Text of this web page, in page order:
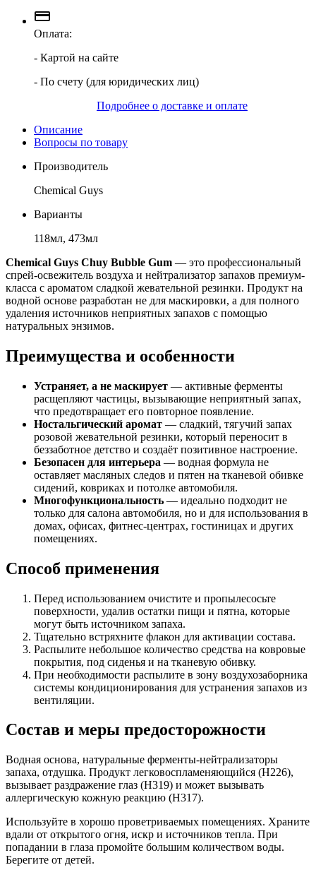
Оплата:
- Картой на сайте
- По счету (для юридических лиц)
Подробнее о доставке и оплате
Описание
Вопросы по товару
Производитель
Chemical Guys
Варианты
118мл, 473мл
Chemical Guys Chuy Bubble Gum — это профессиональный
спрей-освежитель воздуха и нейтрализатор запахов премиум-
класса с ароматом сладкой жевательной резинки. Продукт на
водной основе разработан не для маскировки, а для полного
удаления источников неприятных запахов с помощью
натуральных энзимов.
Преимущества и особенности
Устраняет, а не маскирует — активные ферменты
расщепляют частицы, вызывающие неприятный запах,
что предотвращает его повторное появление.
Ностальгический аромат — сладкий, тягучий запах
розовой жевательной резинки, который переносит в
беззаботное детство и создаёт позитивное настроение.
Безопасен для интерьера — водная формула не
оставляет масляных следов и пятен на тканевой обивке
сидений, ковриках и потолке автомобиля.
Многофункциональность — идеально подходит не
только для салона автомобиля, но и для использования в
домах, офисах, фитнес-центрах, гостиницах и других
помещениях.
Способ применения
Перед использованием очистите и пропылесосьте
поверхности, удалив остатки пищи и пятна, которые
могут быть источником запаха.
Тщательно встряхните флакон для активации состава.
Распылите небольшое количество средства на ковровые
покрытия, под сиденья и на тканевую обивку.
При необходимости распылите в зону воздухозаборника
системы кондиционирования для устранения запахов из
вентиляции.
Состав и меры предосторожности
Водная основа, натуральные ферменты-нейтрализаторы
запаха, отдушка. Продукт легковоспламеняющийся (H226),
вызывает раздражение глаз (H319) и может вызывать
аллергическую кожную реакцию (H317).
Используйте в хорошо проветриваемых помещениях. Храните
вдали от открытого огня, искр и источников тепла. При
попадании в глаза промойте большим количеством воды.
Берегите от детей.